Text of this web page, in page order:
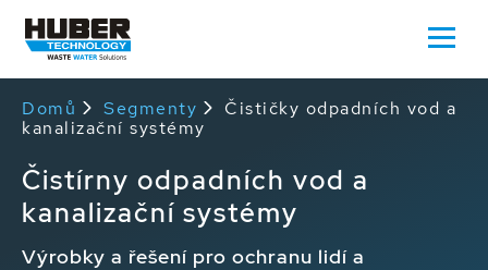
Domů Segmenty
Čističky odpadních vod a
kanalizační systémy
Čistírny odpadních vod a
kanalizační systémy
Výrobky a řešení pro ochranu lidí a